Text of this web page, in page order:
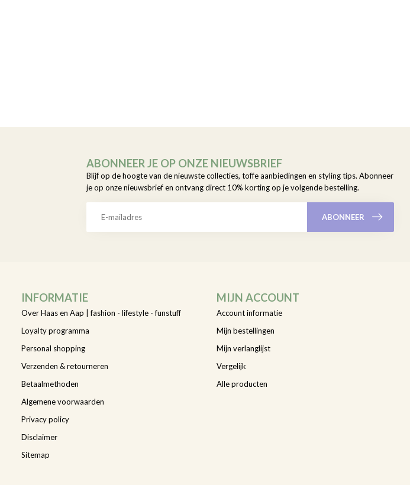
ABONNEER JE OP ONZE NIEUWSBRIEF
Blijf op de hoogte van de nieuwste collecties, toffe aanbiedingen en styling tips. Abonneer
je op onze nieuwsbrief en ontvang direct 10% korting op je volgende bestelling.
ABONNEER
INFORMATIE
Over Haas en Aap | fashion - lifestyle - funstuff
Loyalty programma
Personal shopping
Verzenden & retourneren
Betaalmethoden
Algemene voorwaarden
Privacy policy
Disclaimer
Sitemap
MIJN ACCOUNT
Account informatie
Mijn bestellingen
Mijn verlanglijst
Vergelijk
Alle producten